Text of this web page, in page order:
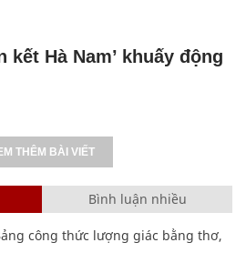
kết Hà Nam’ khuấy động
THÊM BÀI VIẾT
Bình luận nhiều
công thức lượng giác bằng thơ,